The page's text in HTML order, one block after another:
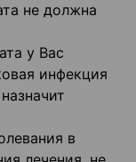
не должна
у Вас
инфекция
в